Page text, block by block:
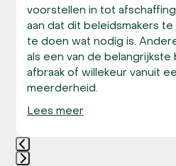
voorstellen in tot
aan dat dit beleidsmakers
te doen wat nodig is.
als een van de
afbraak of willekeur vanuit
meerderheid.
Lees meer